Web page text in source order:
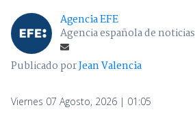
Agencia EFE
Agencia española de noticias
Publicado porJean Valencia
Viernes 07 Agosto, 2026 | 01:05